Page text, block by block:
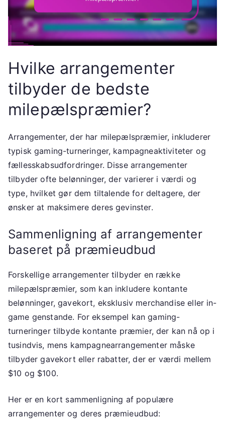
Hvilke arrangementer
tilbyder de bedste
milepælspræmier?
Arrangementer, der har milepælspræmier, inkluderer
typisk gaming-turneringer, kampagneaktiviteter og
fællesskabsudfordringer. Disse arrangementer
tilbyder ofte belønninger, der varierer i værdi og
type, hvilket gør dem tiltalende for deltagere, der
ønsker at maksimere deres gevinster.
Sammenligning af arrangementer
baseret på præmieudbud
Forskellige arrangementer tilbyder en række
milepælspræmier, som kan inkludere kontante
belønninger, gavekort, eksklusiv merchandise eller in-
game genstande. For eksempel kan gaming-
turneringer tilbyde kontante præmier, der kan nå op i
tusindvis, mens kampagnearrangementer måske
tilbyder gavekort eller rabatter, der er værdi mellem
$10 og $100.
Her er en kort sammenligning af populære
arrangementer og deres præmieudbud: